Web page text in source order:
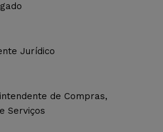
Jurídico
de Compras,
Serviços